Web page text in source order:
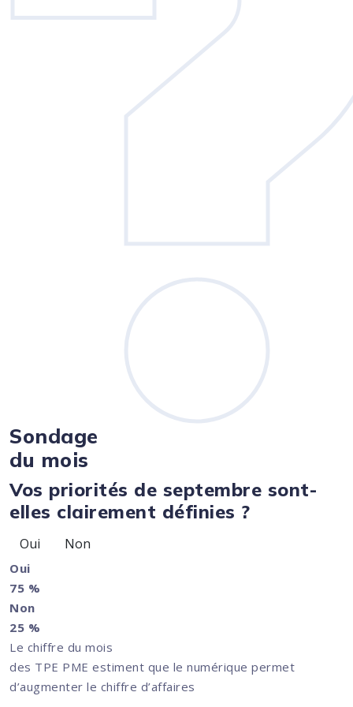
Sondage
du mois
Vos priorités de septembre sont-
elles clairement définies ?
Oui Non
Oui
75 %
Non
25 %
Le chiffre du mois
des TPE PME estiment que le numérique permet
d’augmenter le chiffre d’affaires